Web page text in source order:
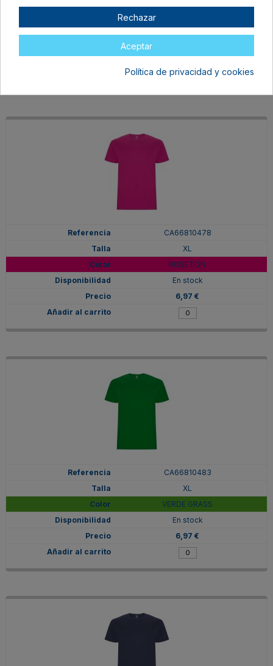
XL
6,97 €
CA66810478
XL
ROSETON
En stock
6,97 €
CA66810483
XL
VERDE GRASS
En stock
6,97 €
Rechazar
Aceptar
Política de privacidad y cookies